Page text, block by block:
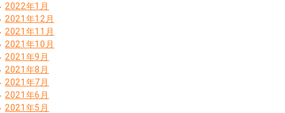
2022年1月
2021年12月
2021年11月
2021年10月
2021年9月
2021年8月
2021年7月
2021年6月
2021年5月